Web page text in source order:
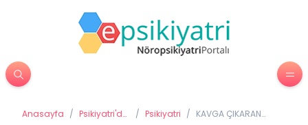
Anasayfa / Psikiyatri'de
/ Psikiyatri / KAVGA ÇIKARAN